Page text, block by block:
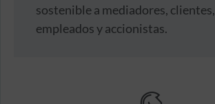
sostenible a mediadores, clientes,
empleados y accionistas.